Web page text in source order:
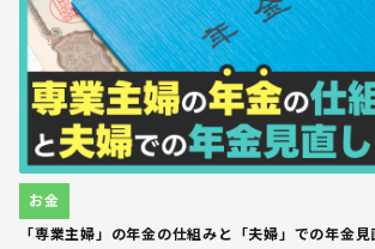
「専業主婦」の年金の仕組みと「夫婦」での年金
お金